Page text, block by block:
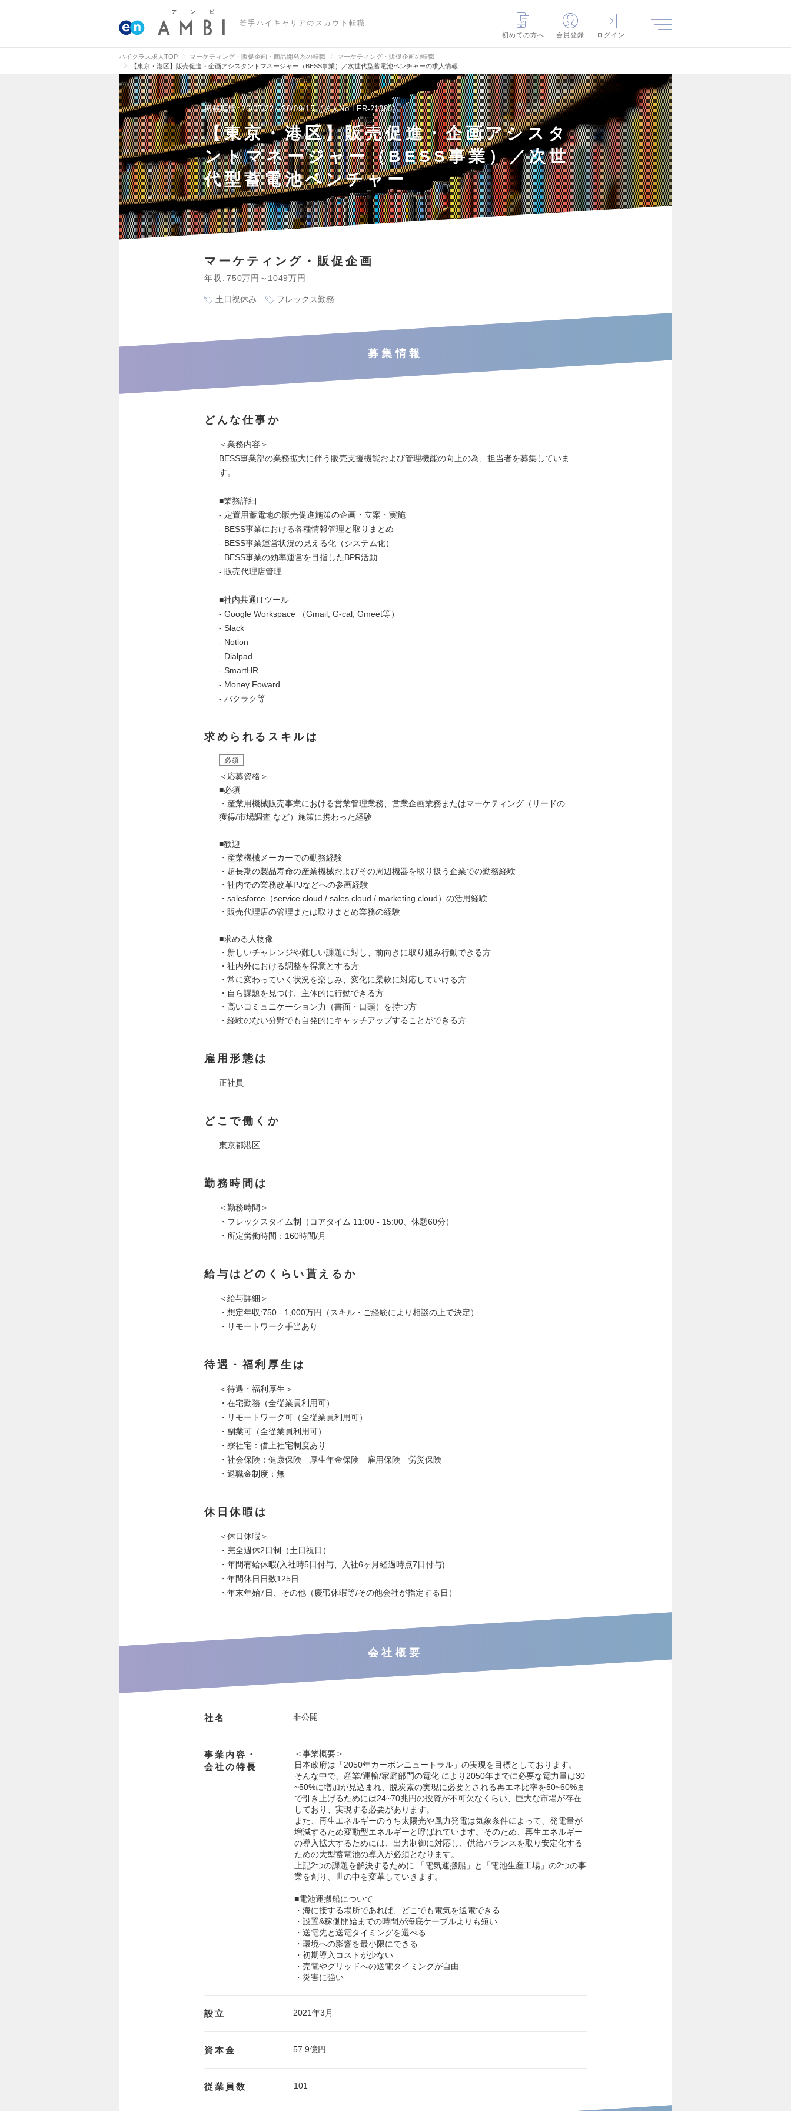
若手ハイキャリアのスカウト転職
初めての方へ
会員登録 ログイン
ハイクラス求人TOP マーケティング・販促企画・商品開発系の転職
マーケティング・販促企画の転職
【東京・港区】販売促進・企画アシスタントマネージャー（BESS事業）／次世代型蓄電池ベンチャーの求人情報
掲載期間 26/07/22～26/09/15 求人No.LFR-21380
【東京・港区】販売促進・企画アシスタ
ントマネージャー（BESS事業）／次世
代型蓄電池ベンチャー
マーケティング・販促企画
年収 750万円～1049万円
土日祝休み フレックス勤務
募集情報
どんな仕事か
＜業務内容＞
BESS事業部の業務拡大に伴う販売支援機能および管理機能の向上の為、担当者を募集していま
す。
■業務詳細
- 定置用蓄電地の販売促進施策の企画・立案・実施
- BESS事業における各種情報管理と取りまとめ
- BESS事業運営状況の見える化（システム化）
- BESS事業の効率運営を目指したBPR活動
- 販売代理店管理
■社内共通ITツール
- Google Workspace （Gmail, G-cal, Gmeet等）
- Slack
- Notion
- Dialpad
- SmartHR
- Money Foward
- バクラク等
求められるスキルは
必須
＜応募資格＞
■必須
・産業用機械販売事業における営業管理業務、営業企画業務またはマーケティング（リードの
獲得/市場調査 など）施策に携わった経験
■歓迎
・産業機械メーカーでの勤務経験
・超長期の製品寿命の産業機械およびその周辺機器を取り扱う企業での勤務経験
・社内での業務改革PJなどへの参画経験
・salesforce（service cloud / sales cloud / marketing cloud）の活用経験
・販売代理店の管理または取りまとめ業務の経験
■求める人物像
・新しいチャレンジや難しい課題に対し、前向きに取り組み行動できる方
・社内外における調整を得意とする方
・常に変わっていく状況を楽しみ、変化に柔軟に対応していける方
・自ら課題を見つけ、主体的に行動できる方
・高いコミュニケーション力（書面・口頭）を持つ方
・経験のない分野でも自発的にキャッチアップすることができる方
雇用形態は
正社員
どこで働くか
東京都港区
勤務時間は
＜勤務時間＞
・フレックスタイム制（コアタイム 11:00 - 15:00、休憩60分）
・所定労働時間：160時間/月
給与はどのくらい貰えるか
＜給与詳細＞
・想定年収:750 - 1,000万円（スキル・ご経験により相談の上で決定）
・リモートワーク手当あり
待遇・福利厚生は
＜待遇・福利厚生＞
・在宅勤務（全従業員利用可）
・リモートワーク可（全従業員利用可）
・副業可（全従業員利用可）
・寮社宅：借上社宅制度あり
・社会保険：健康保険 厚生年金保険 雇用保険 労災保険
・退職金制度：無
休日休暇は
＜休日休暇＞
・完全週休2日制（土日祝日）
・年間有給休暇(入社時5日付与、入社6ヶ月経過時点7日付与)
・年間休日日数125日
・年末年始7日、その他（慶弔休暇等/その他会社が指定する日）
会社概要
社名 非公開
事業内容・
会社の特長
＜事業概要＞
日本政府は「2050年カーボンニュートラル」の実現を目標としております。
そんな中で、産業/運輸/家庭部門の電化 により2050年までに必要な電力量は30
~50%に増加が見込まれ、脱炭素の実現に必要とされる再エネ比率を50~60%ま
で引き上げるためには24~70兆円の投資が不可欠なくらい、巨大な市場が存在
しており、実現する必要があります。
また、再生エネルギーのうち太陽光や風力発電は気象条件によって、発電量が
増減するため変動型エネルギーと呼ばれています。そのため、再生エネルギー
の導入拡大するためには、出力制御に対応し、供給バランスを取り安定化する
ための大型蓄電池の導入が必須となります。
上記2つの課題を解決するために 「電気運搬船」と「電池生産工場」の2つの事
業を創り、世の中を変革していきます。
■電池運搬船について
・海に接する場所であれば、どこでも電気を送電できる
・設置&稼働開始までの時間が海底ケーブルよりも短い
・送電先と送電タイミングを選べる
・環境への影響を最小限にできる
・初期導入コストが少ない
・売電やグリッドへの送電タイミングが自由
・災害に強い
設立 2021年3月
資本金 57.9億円
従業員数 101